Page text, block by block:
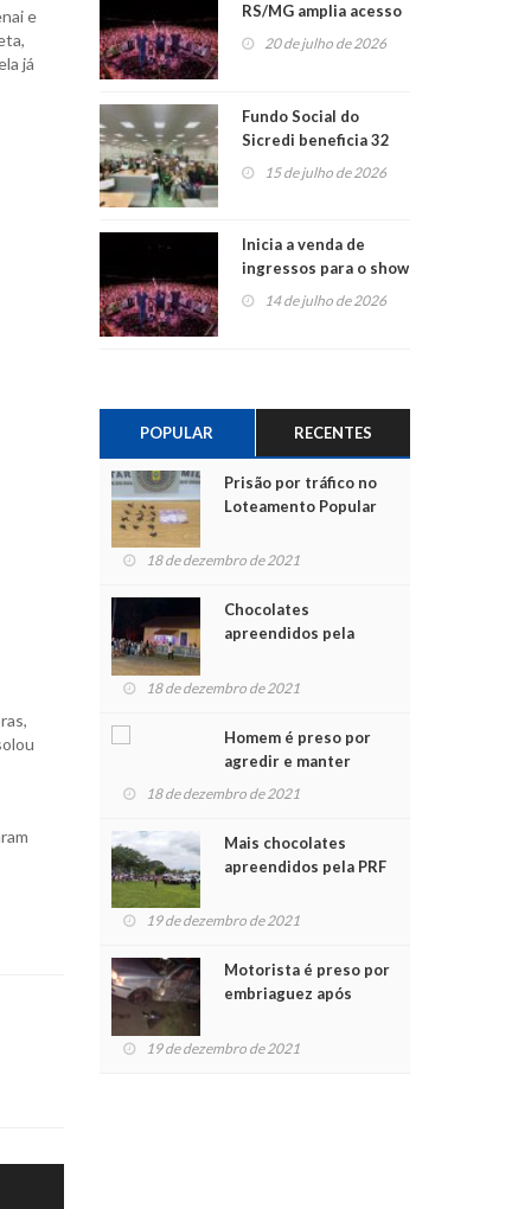
e
já
RS/MG amplia acesso
ao show dos 45 anos
20 de julho de 2026
Fundo Social do
Sicredi beneficia 32
projetos em
Montenegro
15 de julho de 2026
Inicia a venda de
ingressos para o show
do Jota Quest nos 45
14 de julho de 2026
POPULAR RECENTES
Prisão por tráfico no
Loteamento Popular
18 de dezembro de 2021
Chocolates
apreendidos pela
para crianças na
18 de dezembro de 2021
Homem é preso por
agredir e manter
mulher em cárcere
18 de dezembro de 2021
Mais chocolates
apreendidos pela PRF
crianças no Natal
19 de dezembro de 2021
Motorista é preso por
embriaguez após
feridos
19 de dezembro de 2021